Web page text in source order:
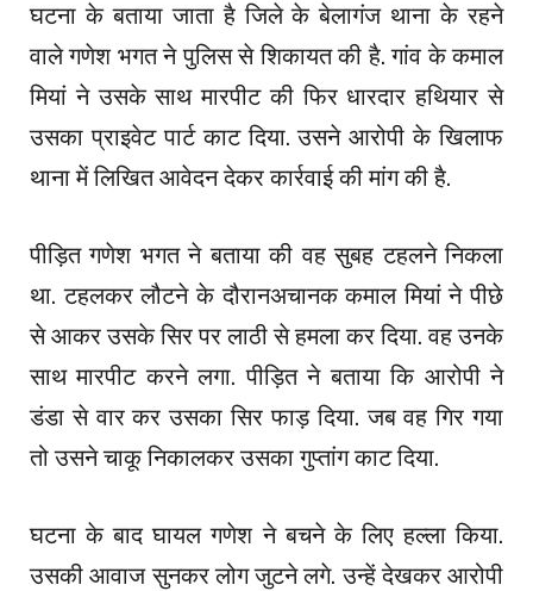
घटना के बताया जाता है जिले के बेलागंज थाना के रहने
वाले गणेश भगत ने पुलिस से शिकायत की है. गांव के कमाल
मियां ने उसके साथ मारपीट की फिर धारदार हथियार से
उसका प्राइवेट पार्ट काट दिया. उसने आरोपी के खिलाफ
थाना में लिखित आवेदन देकर कार्रवाई की मांग की है.
पीड़ित गणेश भगत ने बताया की वह सुबह टहलने निकला
था. टहलकर लौटने के दौरानअचानक कमाल मियां ने पीछे
से आकर उसके सिर पर लाठी से हमला कर दिया. वह उनके
साथ मारपीट करने लगा. पीड़ित ने बताया कि आरोपी ने
डंडा से वार कर उसका सिर फाड़ दिया. जब वह गिर गया
तो उसने चाकू निकालकर उसका गुप्तांग काट दिया.
घटना के बाद घायल गणेश ने बचने के लिए हल्ला किया.
उसकी आवाज सुनकर लोग जुटने लगे. उन्हें देखकर आरोपी